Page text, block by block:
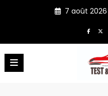
7 août 2026